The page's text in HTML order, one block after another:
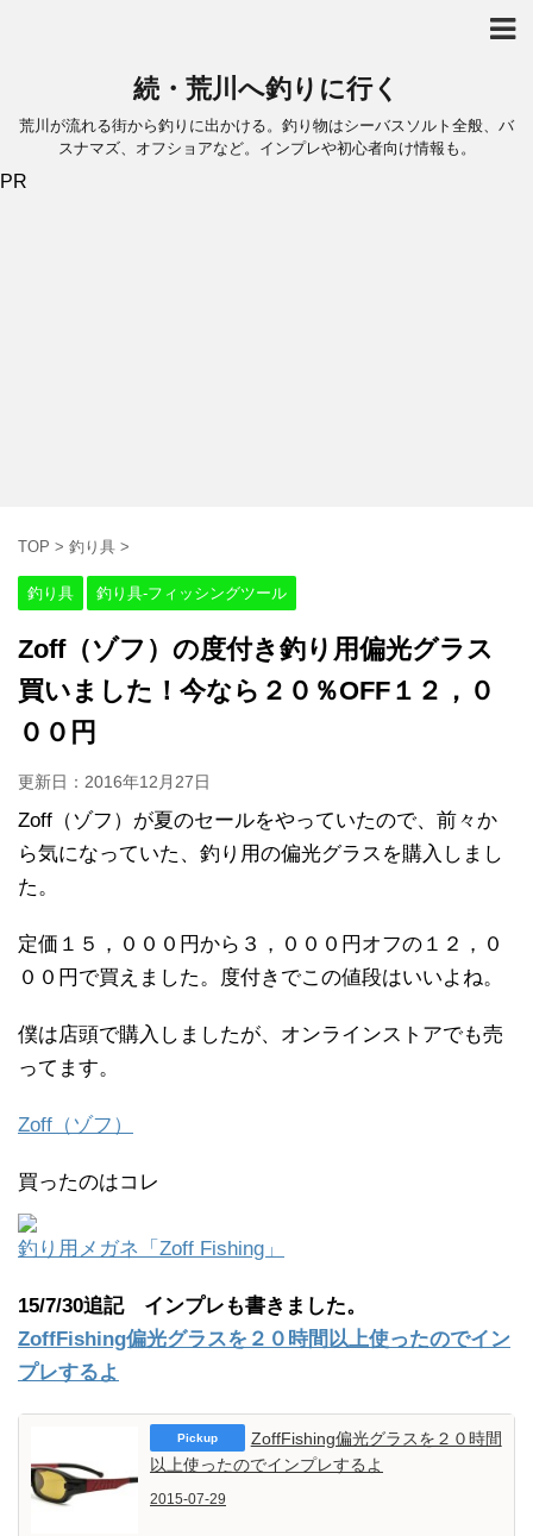
続・荒川へ釣りに行く
荒川が流れる街から釣りに出かける。釣り物はシーバスソルト全般、バ
スナマズ、オフショアなど。インプレや初心者向け情報も。
PR
TOP > 釣り具 >
釣り具 釣り具-フィッシングツール
Zoff（ゾフ）の度付き釣り用偏光グラス
買いました！今なら２０％OFF１２，０
００円
更新日： 2016年12月27日
Zoff（ゾフ）が夏のセールをやっていたので、前々か
ら気になっていた、釣り用の偏光グラスを購入しまし
た。
定価１５，０００円から３，０００円オフの１２，０
００円で買えました。度付きでこの値段はいいよね。
僕は店頭で購入しましたが、オンラインストアでも売
ってます。
Zoff（ゾフ）
買ったのはコレ
釣り用メガネ「Zoff Fishing」
15/7/30追記 インプレも書きました。
ZoffFishing偏光グラスを２０時間以上使ったのでイン
プレするよ
ZoffFishing偏光グラスを２０時間
以上使ったのでインプレするよ
2015-07-29